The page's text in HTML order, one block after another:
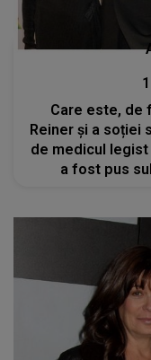
Care este, de
Reiner și a soției
de medicul legist
a fost pus